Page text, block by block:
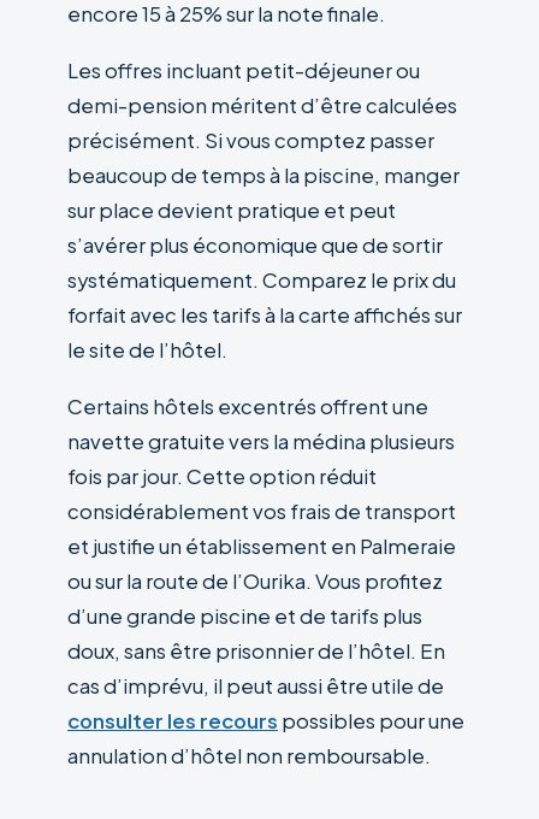
encore 15 à 25% sur la note finale.
Les offres incluant petit-déjeuner ou
demi-pension méritent d’être calculées
précisément. Si vous comptez passer
beaucoup de temps à la piscine, manger
sur place devient pratique et peut
s’avérer plus économique que de sortir
systématiquement. Comparez le prix du
forfait avec les tarifs à la carte affichés sur
le site de l’hôtel.
Certains hôtels excentrés offrent une
navette gratuite vers la médina plusieurs
fois par jour. Cette option réduit
considérablement vos frais de transport
et justifie un établissement en Palmeraie
ou sur la route de l’Ourika. Vous profitez
d’une grande piscine et de tarifs plus
doux, sans être prisonnier de l’hôtel. En
cas d’imprévu, il peut aussi être utile de
consulter les recours possibles pour une
annulation d’hôtel non remboursable.